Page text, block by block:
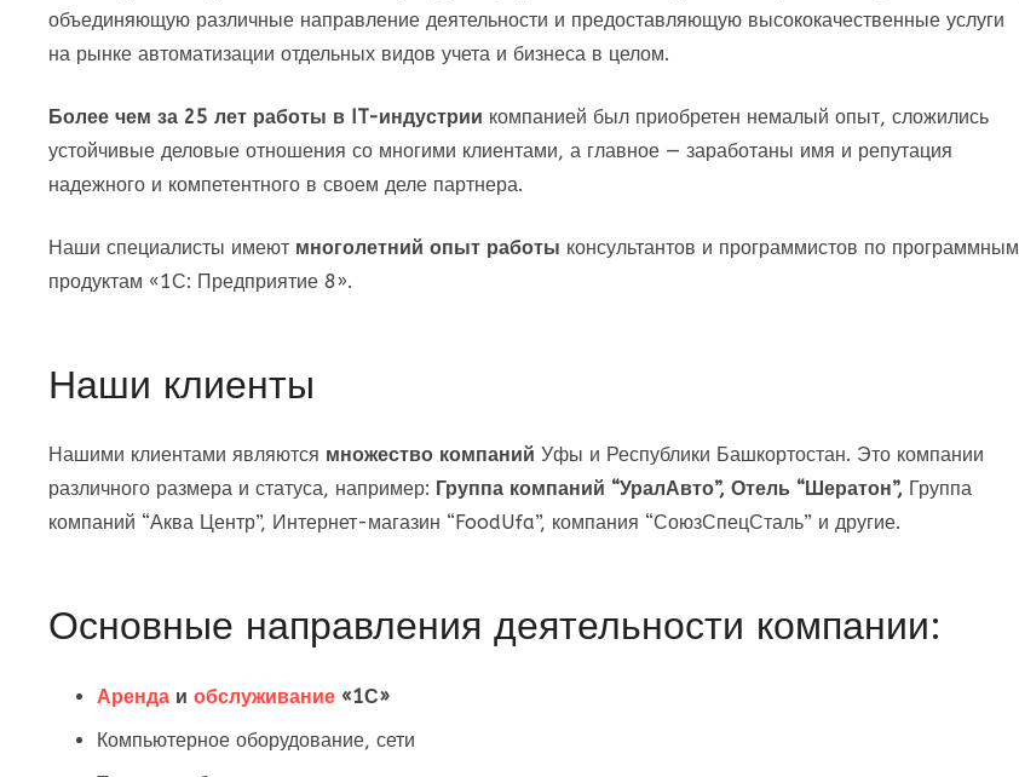
объединяющую различные направление деятельности и предоставляющую высококачественные услуги
на рынке автоматизации отдельных видов учета и бизнеса в целом.
Более чем за 25 лет работы в IT-индустрии компанией был приобретен немалый опыт, сложились
устойчивые деловые отношения со многими клиентами, а главное — заработаны имя и репутация
надежного и компетентного в своем деле партнера.
Наши специалисты имеют многолетний опыт работы консультантов и программистов по программным
продуктам «1С: Предприятие 8».
Наши клиенты
Нашими клиентами являются множество компаний Уфы и Республики Башкортостан. Это компании
различного размера и статуса, например: Группа компаний “УралАвто”, Отель “Шератон”, Группа
компаний “Аква Центр”, Интернет-магазин “FoodUfa”, компания “СоюзСпецСталь” и другие.
Основные направления деятельности компании:
Аренда и обслуживание «1С»
Компьютерное оборудование, сети